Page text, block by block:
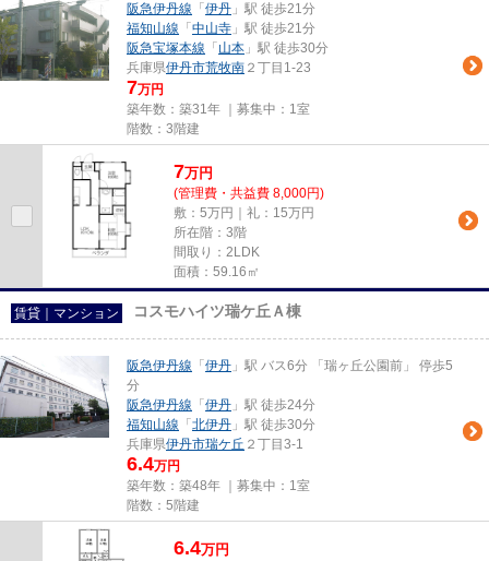
阪急伊丹線 「 伊丹 」駅 徒歩21分
福知山線 「 中山寺 」駅 徒歩21分
阪急宝塚本線 「 山本 」駅 徒歩30分
兵庫県伊丹市荒牧南 ２丁目1-23
7万円
築年数：築31年 ｜募集中： 1室
階数：3階建
7万円
(管理費・共益費 8,000円)
敷：5万円｜礼：15万円
所在階：3階
間取り：2LDK
面積：59.16㎡
賃貸｜マンション コスモハイツ瑞ケ丘Ａ棟
阪急伊丹線 「 伊丹 」駅 バス6分 「瑞ヶ丘公園前」 停歩5
分
阪急伊丹線 「 伊丹 」駅 徒歩24分
福知山線 「 北伊丹 」駅 徒歩30分
兵庫県伊丹市瑞ケ丘 ２丁目3-1
6.4万円
築年数：築48年 ｜募集中： 1室
階数：5階建
6.4万円